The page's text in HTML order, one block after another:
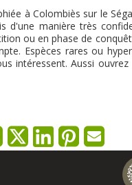
à Colombiès sur le
d'une manière très
ou en phase de
Espèces rares ou
intéressent. Aussi